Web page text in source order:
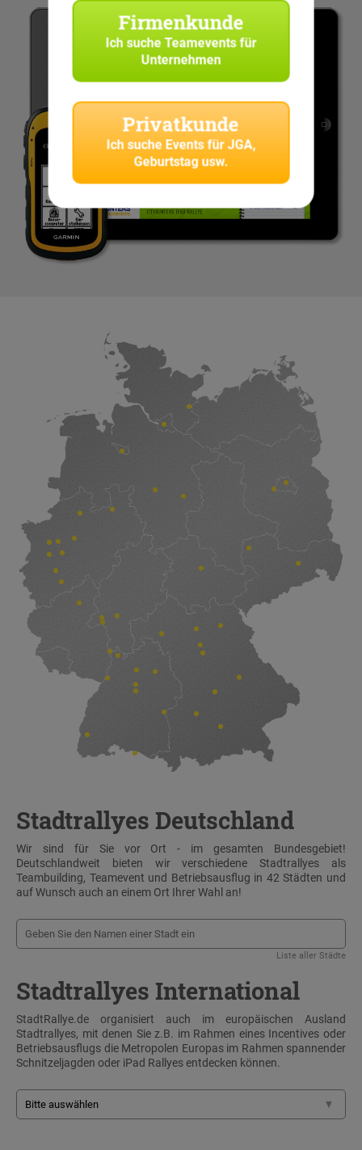
Stadtrallyes Deutschland
Wir sind für Sie vor Ort - im gesamten Bundesgebiet!
Deutschlandweit bieten wir verschiedene Stadtrallyes als
Teambuilding, Teamevent und Betriebsausflug in 42 Städten und
auf Wunsch auch an einem Ort Ihrer Wahl an!
Liste aller Städte
Stadtrallyes International
StadtRallye.de organisiert auch im europäischen Ausland
Stadtrallyes, mit denen Sie z.B. im Rahmen eines Incentives oder
Betriebsausflugs die Metropolen Europas im Rahmen spannender
Schnitzeljagden oder iPad Rallyes entdecken können.
Firmenkunde
Ich sucheTeamevents für
Unternehmen
Privatkunde
Ich suche Events für JGA,
Geburtstag usw.